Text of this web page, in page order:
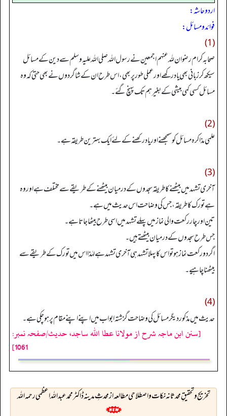
اردو حاشہ:
فوائد و مسائل:
(1)
صحابہ کرام رضوان للہ عنہم اجمعین نے رسول اللہ صلی اللہ علیہ وسلم سے دین کے مسائل
سیکھ کر زبانی بھی یاد رکھے اور عملی طور پر بھی، اس طرح ان کےشاگردوں نے بھی حتیٰ کہ وہ
مسائل کسی کمی بیشی کے بغیر ہم تک پہنچ گئے۔
(2)
علمی مذاکرہ مسائل کوسمجھنے اور یاد رکھنے کےلئے ایک بہترین طریقہ ہے۔
(3)
آخری تشہد میں بیٹھنے کا طریقہ سجدوں کے درمیان بیٹھنے کے طریقے سے مختلف ہے اور وہ
ہے تورک کا طریقہ، جس کی وضاحت اس حدیث میں ہے۔
تین اور چار رکعت والی نماز میں پہلے تشہد میں اسی طرح بیٹھا جاتا ہے۔
جس طرح سجدوں کے درمیان بیٹھتے ہیں۔
اگر دو رکعت نماز ہو تو اس کا پہلا تشہد ہی آخری تشہد ہے لہٰذا اس میں تورک کے طریقے سے
بیٹھنا چاہیے۔
(4)
حدیث میں مذکور دیگر مسائل کی وضاحت گزشتہ ابواب میں اپنے اپنے مقام پر ہوچکی ہے۔
[سنن ابن ماجہ شرح از مولانا عطا الله ساجد، حدیث/صفحہ نمبر:
1061]
تخريج وتحقيقِ محدثانہ نکات و اصطلاحی مطالعہ از محدثِ مدینہ ڈاکٹر محمد عبداللہ اعظمی رحمہ اللہ